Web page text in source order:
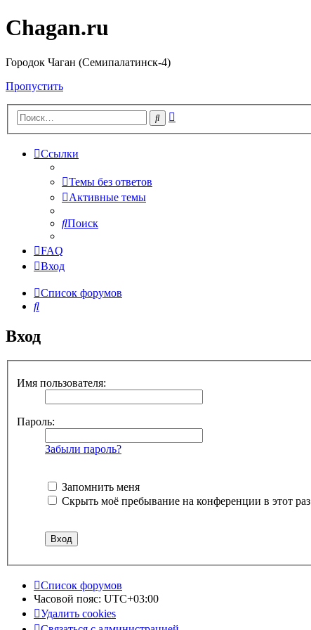
Chagan.ru
Городок Чаган (Семипалатинск-4)
Пропустить
Поиск
Ссылки
Темы без ответов
Активные темы
Поиск
FAQ
Вход
Список форумов
Поиск
Вход
Имя пользователя:
Пароль:
Забыли пароль?
Запомнить меня
Скрыть моё пребывание на конференции в этот раз
Список форумов
Часовой пояс: UTC+03:00
Удалить cookies